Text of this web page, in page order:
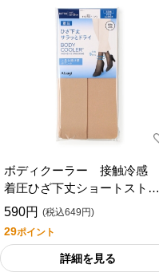
ボディクーラー 接触冷感
着圧ひざ下丈ショートストッ
キング ４０デニール ２足
590円 (税込649円)
29ポイント
詳細を見る